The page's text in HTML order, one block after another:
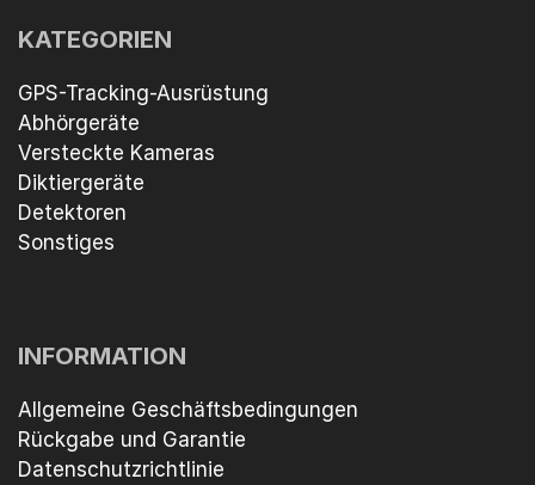
KATEGORIEN
GPS-Tracking-Ausrüstung
Abhörgeräte
Versteckte Kameras
Diktiergeräte
Detektoren
Sonstiges
INFORMATION
Allgemeine Geschäftsbedingungen
Rückgabe und Garantie
Datenschutzrichtlinie